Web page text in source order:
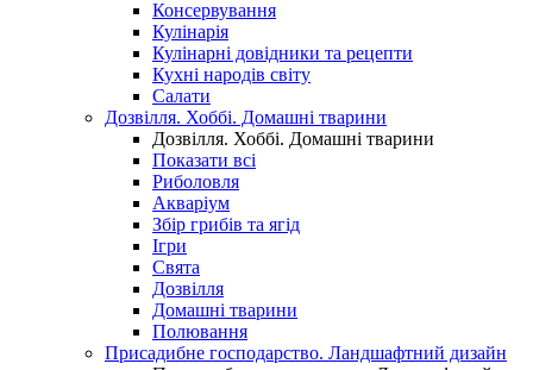
Консервування
Кулінарія
Кулінарні довідники та рецепти
Кухні народів світу
Салати
Дозвілля. Хоббі. Домашні тварини
Дозвілля. Хоббі. Домашні тварини
Показати всі
Риболовля
Акваріум
Збір грибів та ягід
Ігри
Свята
Дозвілля
Домашні тварини
Полювання
Присадибне господарство. Ландшафтний дизайн